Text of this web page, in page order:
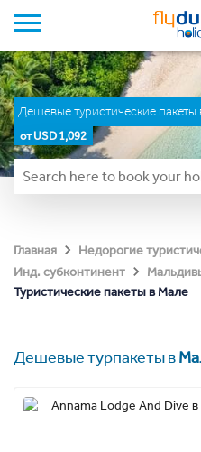
Дешевые туристические
от USD 1,092
Главная
Недорогие
Инд. субконтинент
Туристические пакеты в Мале
Дешевые турпакеты в